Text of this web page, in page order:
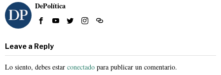
DePolítica
Leave a Reply
Lo siento, debes estar conectado para publicar un comentario.